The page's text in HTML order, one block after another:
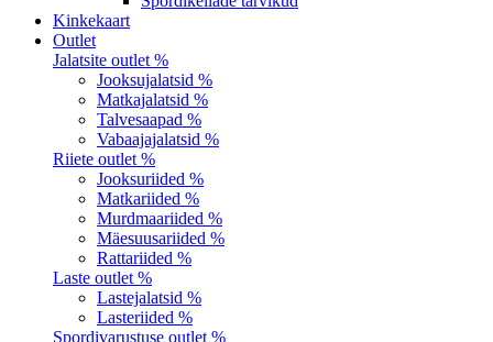
Kinkekaart
Outlet
Jalatsite outlet %
Jooksujalatsid %
Matkajalatsid %
Talvesaapad %
Vabaajajalatsid %
Riiete outlet %
Jooksuriided %
Matkariided %
Murdmaariided %
Mäesuusariided %
Rattariided %
Laste outlet %
Lastejalatsid %
Lasteriided %
Spordivarustuse outlet %